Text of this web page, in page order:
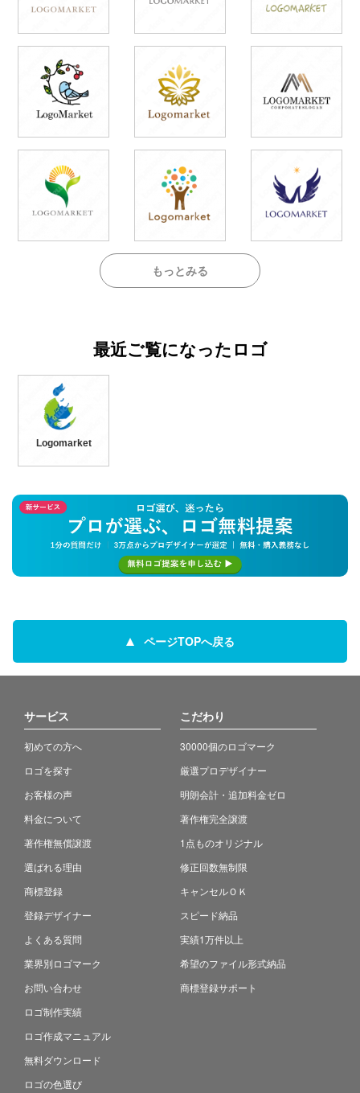
もっとみる
最近ご覧になったロゴ
Logomarket
ページTOPへ戻る
サービス
初めての方へ
ロゴを探す
お客様の声
料金について
著作権無償譲渡
選ばれる理由
商標登録
登録デザイナー
よくある質問
業界別ロゴマーク
お問い合わせ
ロゴ制作実績
ロゴ作成マニュアル
無料ダウンロード
ロゴの色選び
こだわり
30000個のロゴマーク
厳選プロデザイナー
明朗会計・追加料金ゼロ
著作権完全譲渡
1点ものオリジナル
修正回数無制限
キャンセルＯＫ
スピード納品
実績1万件以上
希望のファイル形式納品
商標登録サポート